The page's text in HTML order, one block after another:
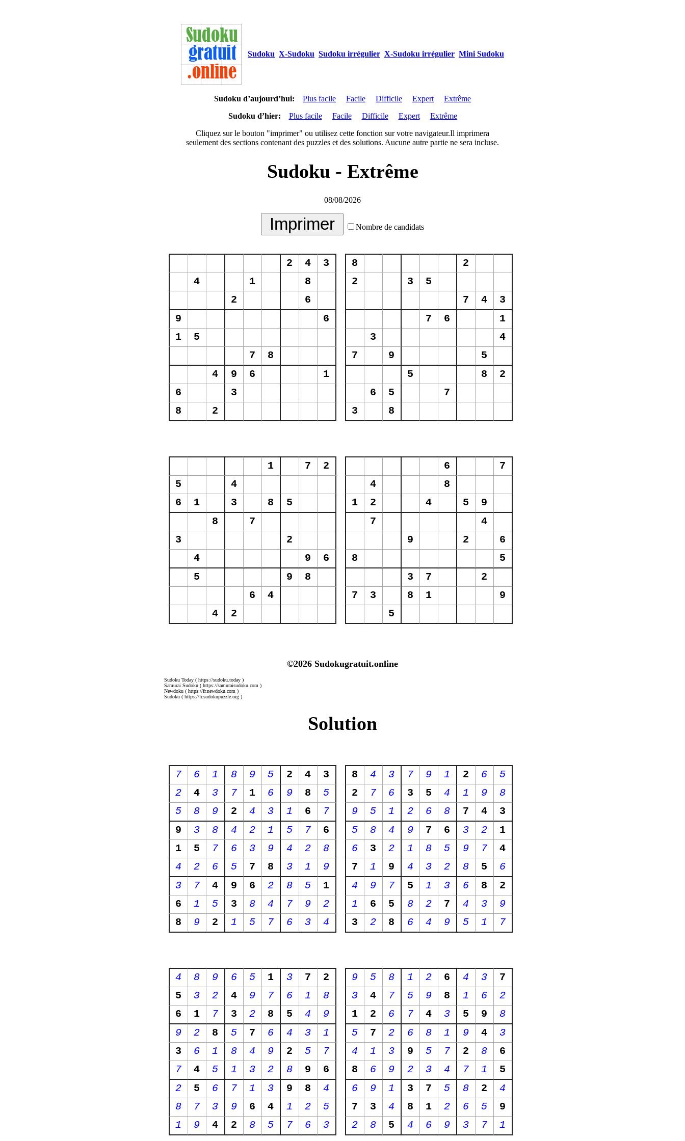
Sudoku X-Sudoku Sudoku irrégulier X-Sudoku irrégulier Mini Sudoku
Sudoku d’aujourd’hui: Plus facile Facile Difficile Expert
Extrême
Sudoku d’hier:
Plus facile Facile Difficile Expert
Extrême
Cliquez sur le bouton "imprimer" ou utilisez cette fonction sur votre navigateur.Il imprimera
seulement des sections contenant des puzzles et des solutions. Aucune autre partie ne sera incluse.
Sudoku - Extrême
08/08/2026
Nombre de candidats
©2026 Sudokugratuit.online
Sudoku Today ( https://sudoku.today )
Samurai Sudoku ( https://samuraisudoku.com )
Newdoku ( https://fr.newdoku.com )
Sudoku ( https://fr.sudokupuzzle.org )
Solution